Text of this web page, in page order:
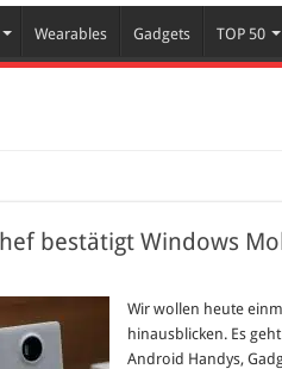
Wearables Gadgets TOP 50
bestätigt Windows
Wir wollen heute
hinausblicken. Es
Android Handys,